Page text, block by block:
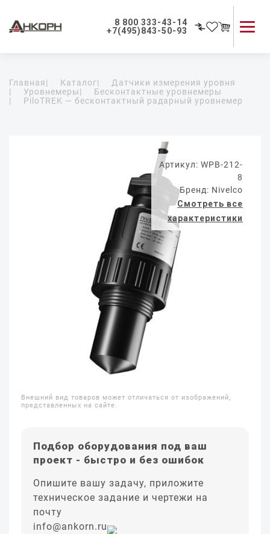
8 800 333-43-14
+7(495)843-50-93
Применение приборов
Как мы работаем
Главная| Каталог|
Датчики измерения уровня
|
Уровнемеры|
Бесконтактные уровнемеры
|
PiloTREK — бесконтактный радарный уровнемер
Артикул: WPB-212-
8
Бренд: Nivelco
Смотреть все
характеристики
Внешний вид товаров может отличаться от изображений,
представленных на сайте.
Подбор оборудования под ваш
проект - быстро и без ошибок
Опишите вашу задачу, приложите
техническое задание и чертежи на
почту
info@ankorn.ru